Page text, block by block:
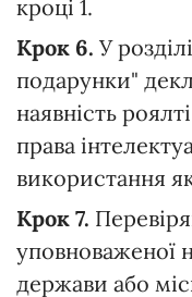
кроці 1.
Крок 6. У
подарунки"
наявність
права
використання
Крок 7.
уповноваженої
держави або